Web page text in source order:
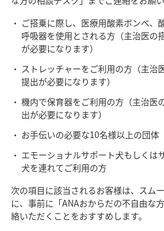
ご搭乗に際し、医療用酸素ボンベ、
呼吸器を使用とされる方（主治医の
が必要になります）
ストレッチャーをご利用の方（主治
提出が必要になります）
機内で保育器をご利用の方（主治医
出が必要になります）
お手伝いの必要な10名様以上の団体
エモーショナルサポート犬もしくは
犬を連れてご利用の方
次の項目に該当されるお客様は、スム
に、事前に「ANAおからだの不自由な
絡いただくことをおすすめします。